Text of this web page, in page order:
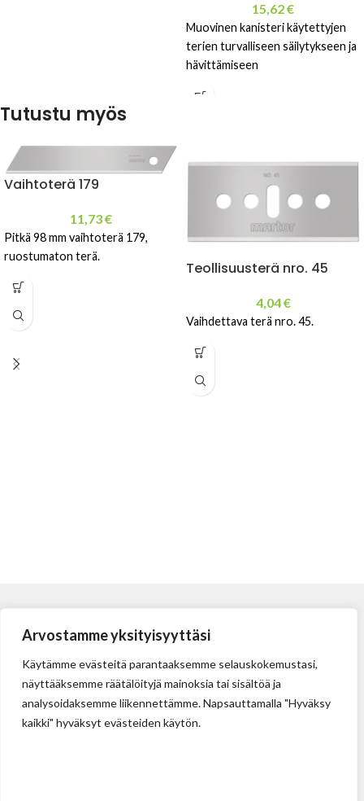
Arvostamme yksityisyyttäsi
Käytämme evästeitä parantaaksemme selauskokemustasi,
näyttääksemme räätälöityjä mainoksia tai sisältöä ja
analysoidaksemme liikennettämme. Napsauttamalla "Hyväksy
kaikki" hyväksyt evästeiden käytön.
15,62€
Muovinen kanisteri käytettyjen
terien turvalliseen säilytykseen ja
hävittämiseen
Tutustu myös
Vaihtoterä 179
11,73€
Pitkä 98 mm vaihtoterä 179,
ruostumaton terä.
Teollisuusterä nro. 45
4,04€
Vaihdettava terä nro. 45.
Tehdas